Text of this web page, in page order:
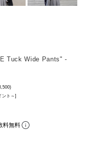
Tuck Wide Pants" -
ント～]
料無料